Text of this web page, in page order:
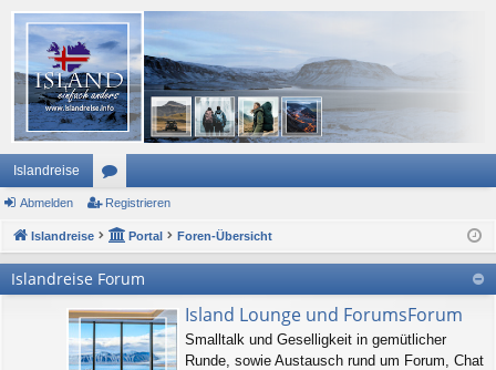
Islandreise
or
en
Abmelden Registrieren
Islandreise Portal Foren-Übersicht
Islandreise Forum
Island Lounge und ForumsForum
Smalltalk und Geselligkeit in gemütlicher
Runde, sowie Austausch rund um Forum, Chat